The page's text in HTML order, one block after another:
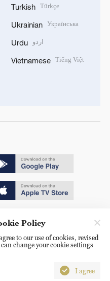
Turkish Türkçe
Ukrainian Українська
Urdu اردو
Vietnamese Tiếng Việt
Policy
to our use of cookies, revised
change your cookie settings
I agree